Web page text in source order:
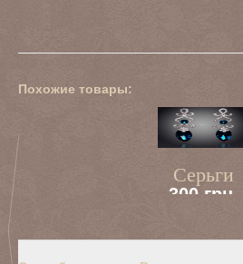
Похожие товары:
Серьги
300 грн.